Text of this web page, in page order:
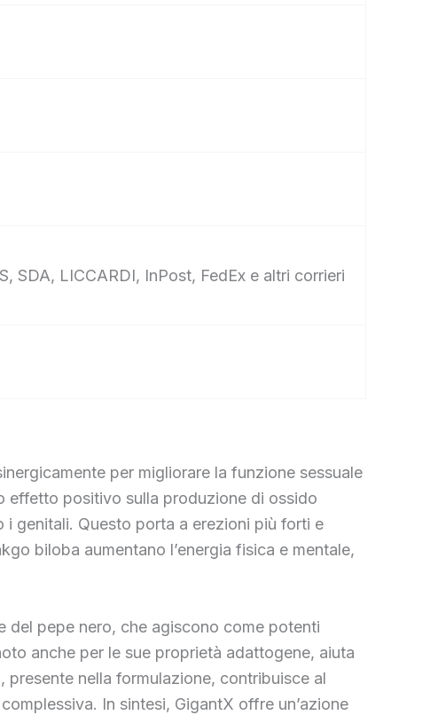
SDA, LICCARDI, InPost, FedEx e altri corrieri
per migliorare la funzione sessuale
effetto positivo sulla produzione di ossido
genitali. Questo porta a erezioni più forti e
biloba aumentano l’energia fisica e mentale,
del pepe nero, che agiscono come potenti
anche per le sue proprietà adattogene, aiuta
nella formulazione, contribuisce al
In sintesi, GigantX offre un’azione